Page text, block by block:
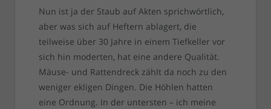
Nun ist ja der Staub auf Akten sprichwörtlich,
aber was sich auf Heftern ablagert, die
teilweise über 30 Jahre in einem Tiefkeller vor
sich hin moderten, hat eine andere Qualität.
Mäuse- und Rattendreck zählt da noch zu den
weniger ekligen Dingen. Die Höhlen hatten
eine Ordnung. In der untersten – ich meine